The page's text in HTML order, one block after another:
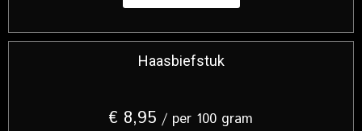
Haasbiefstuk
€ 8,95 / per 100 gram